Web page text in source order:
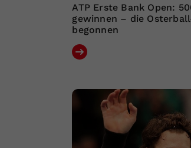
ATP Erste Bank Open:
gewinnen – die
begonnen